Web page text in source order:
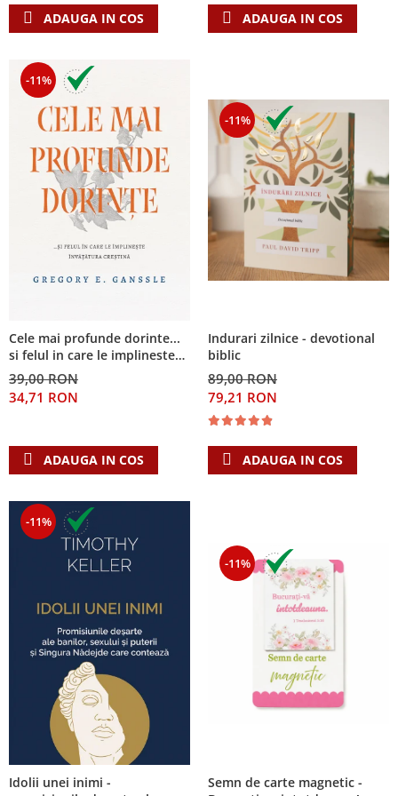
ADAUGA IN COS ADAUGA IN COS
-11%
Cele mai profunde dorinte...
si felul in care le implineste
invatatura crestina
39,00 RON
34,71 RON
ADAUGA IN COS
-11%
Indurari zilnice - devotional
biblic
89,00 RON
79,21 RON
ADAUGA IN COS
-11%
Idolii unei inimi -
-11%
Semn de carte magnetic -